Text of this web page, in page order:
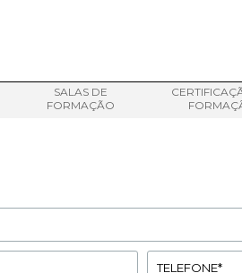
SALAS DE
FORMAÇÃO